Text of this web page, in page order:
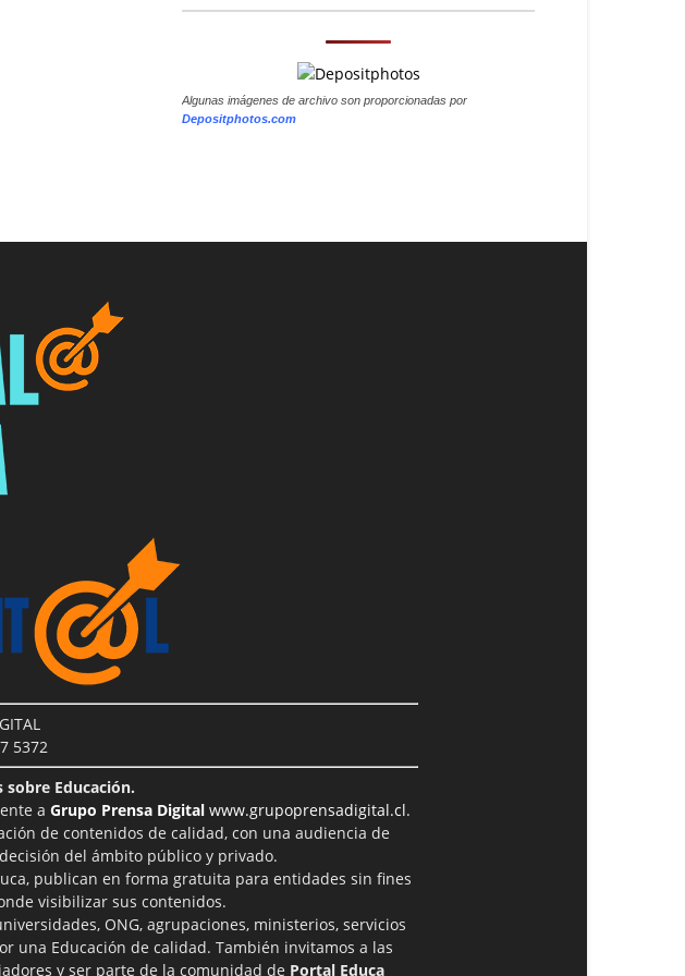
Algunas imágenes de archivo son proporcionadas por
Depositphotos.com
5372
Educación.
a Grupo Prensa Digitalwww.grupoprensadigital.cl.
de contenidos de calidad, con una audiencia de
del ámbito público y privado.
publican en forma gratuita para entidades sin fines
visibilizar sus contenidos.
ONG, agrupaciones, ministerios, servicios
una Educación de calidad. También invitamos a las
y ser parte de la comunidad de Portal Educa